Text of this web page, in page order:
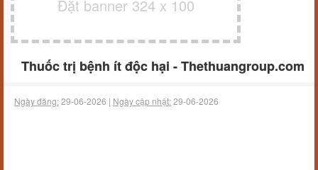
Đặt banner 324 x 100
Thuốc trị bệnh ít độc hại - Thethuangroup.com
Ngày đăng:29-06-2026 | Ngày cập nhật:29-06-2026